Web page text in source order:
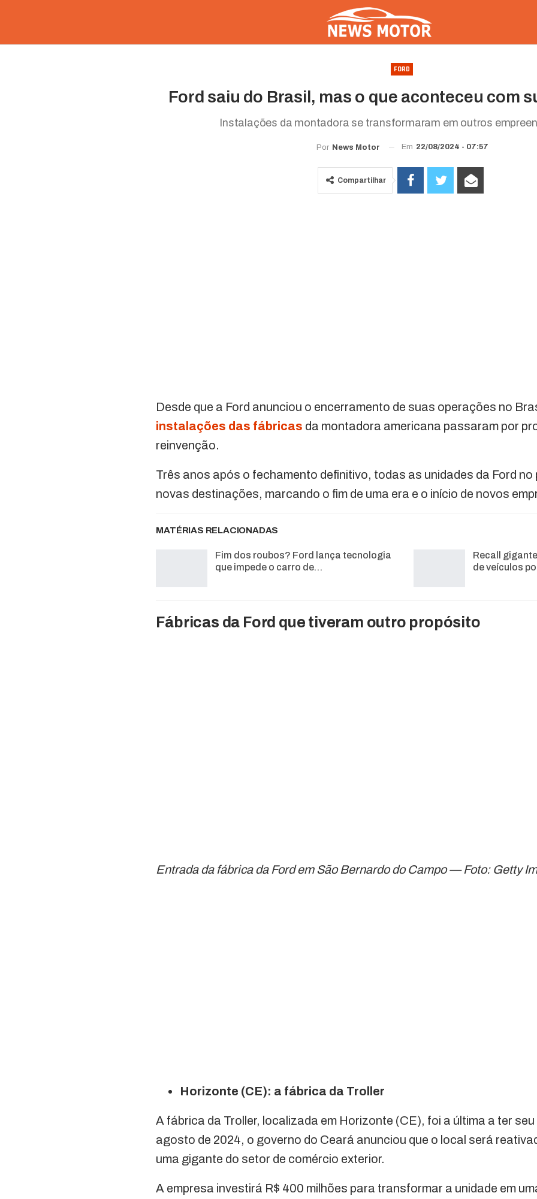
FORD
Ford saiu do Brasil, mas o que aconteceu com
Instalações da montadora se transformaram em outros
Por News Motor Em 22/08/2024 - 07:57
Compartilhar
Desde que a Ford anunciou o encerramento de suas operações no
instalações das fábricas da montadora americana passaram por
reinvenção.
Três anos após o fechamento definitivo, todas as unidades da Ford
novas destinações, marcando o fim de uma era e o início de novos
MATÉRIAS RELACIONADAS
Fim dos roubos? Ford lança tecnologia
que impede o carro de…
Recall
de veículos
Fábricas da Ford que tiveram outro propósito
Entrada da fábrica da Ford em São Bernardo do Campo — Foto: Getty
Horizonte (CE): a fábrica da Troller
A fábrica da Troller, localizada em Horizonte (CE), foi a última a ter
agosto de 2024, o governo do Ceará anunciou que o local será
uma gigante do setor de comércio exterior.
A empresa investirá R$ 400 milhões para transformar a unidade em